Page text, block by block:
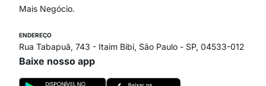
Mais Negócio.
ENDEREÇO
Rua Tabapuã, 743 - Itaim Bibi, São Paulo - SP, 04533-012
Baixe nosso app